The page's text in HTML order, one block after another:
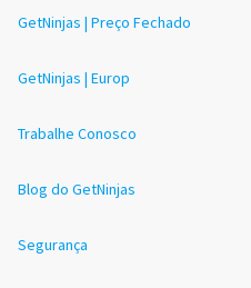
GetNinjas | Preço Fechado
GetNinjas | Europ
Trabalhe Conosco
Blog do GetNinjas
Segurança